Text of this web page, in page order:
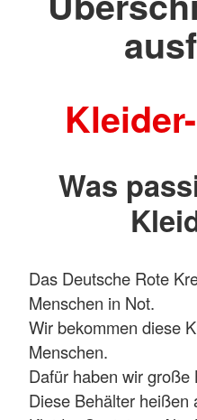
Was
Das Deutsche Rote
Menschen in Not.
Wir bekommen diese
Menschen.
Dafür haben wir große
Diese Behälter heißen